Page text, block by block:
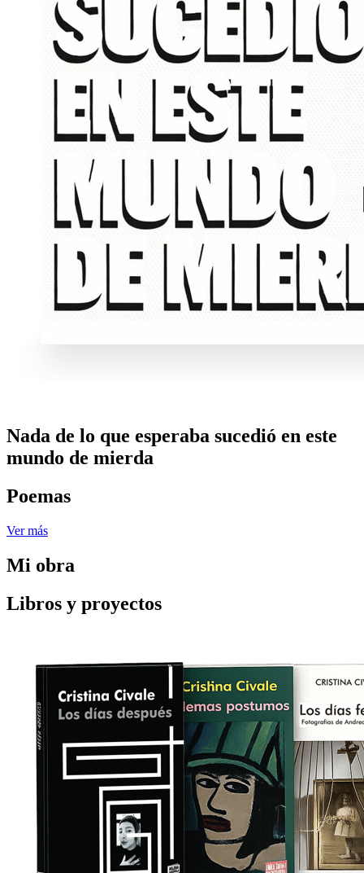
Nada de lo que esperaba sucedió en este
mundo de mierda
Poemas
Ver más
Mi obra
Libros y proyectos